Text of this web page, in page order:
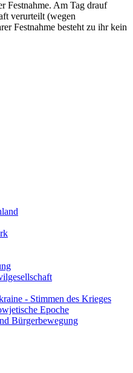
Festnahme. Am Tag drauf
verurteilt (wegen
Festnahme besteht zu ihr kein
- Stimmen des Krieges
Epoche
Bürgerbewegung